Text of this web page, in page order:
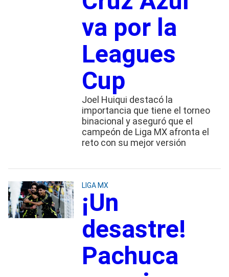
va por la
Leagues
Cup
Joel Huiqui destacó la
importancia que tiene el torneo
binacional y aseguró que el
campeón de Liga MX afronta el
reto con su mejor versión
LIGA MX
¡Un
desastre!
Pachuca